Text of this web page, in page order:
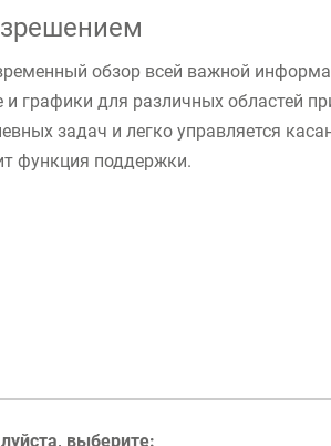
обзор всей важной
графики для различных областей
задач и легко управляется
функция поддержки.
выберите: